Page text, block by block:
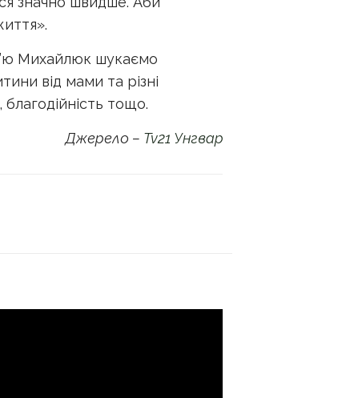
Михайлюк шукаємо
від мами та різні
тощо.
Джерело – Tv21 Унгвар